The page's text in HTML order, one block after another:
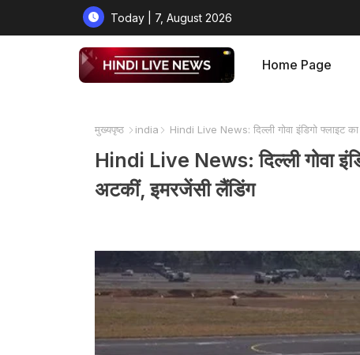
Today | 7, August 2026
Home Page
मुख्यपृष्ठ india Hindi Live News: दिल्ली गोवा इंडिगो फ्लाइट
Hindi Live News: दिल्ली गोवा
अटकीं, इमरजेंसी लैंडिंग